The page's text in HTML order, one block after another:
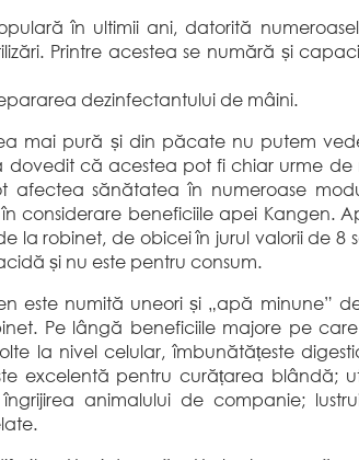
în ultimii ani, datorită
Printre acestea se numără și
dezinfectantului de mâini.
mai pură și din păcate nu putem
dovedit că acestea pot fi chiar urme
sănătatea în numeroase
considerare beneficiile apei Kangen.
la robinet, de obicei în jurul valorii de 8
și nu este pentru consum.
este numită uneori și „apă minune”
Pe lângă beneficiile majore pe
la nivel celular, îmbunătățeste
excelentă pentru curățarea blândă;
animalului de companie;